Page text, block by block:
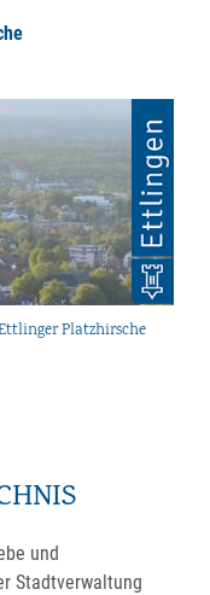
Platzhirsche
und
Stadtverwaltung